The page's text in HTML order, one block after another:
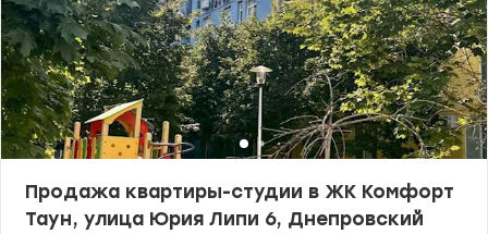
инфраструктура, необходимая для комфортного проживания:
магазины, аптеки, маркеты, кофейни, банкоматы, отделения
почты, рынок, больницы, университет, колледж, парк «Победа» с
озером, лес. Удобная транспортная доступность -метр Дарница
– 20 мин пешком. Рядом супермаркеты: Сильпо, Варус, Новус,
Рынок Юность Цена: 85000 у.е. Тел. 050 355 37 46 Екатерина
valion.ua/ 1150627
Продажа квартиры-студии в ЖК Комфорт
Таун, улица Юрия Липи 6, Днепровский